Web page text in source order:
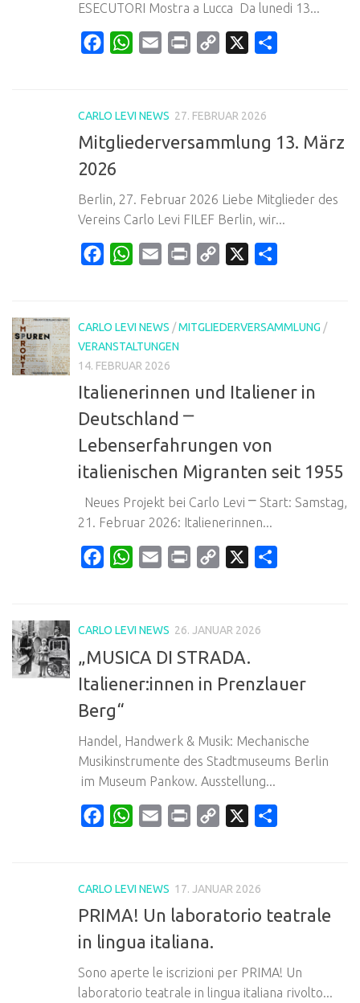
ESECUTORI Mostra a Lucca Da lunedi 13...
FacebookWhatsApp
Email Print
Copy
CARLO LEVI NEWS 27. FEBRUAR 2026
Mitgliederversammlung 13. März
2026
Berlin, 27. Februar 2026 Liebe Mitglieder des
Vereins Carlo Levi FILEF Berlin, wir...
FacebookWhatsApp
Email Print
Copy
CARLO LEVI NEWS /MITGLIEDERVERSAMMLUNG /
VERANSTALTUNGEN
14. FEBRUAR 2026
Italienerinnen und Italiener in
Deutschland ⎻
Lebenserfahrungen von
italienischen Migranten seit 1955
Neues Projekt bei Carlo Levi ⎻ Start: Samstag,
21. Februar 2026: Italienerinnen...
FacebookWhatsApp
Email Print
Copy
CARLO LEVI NEWS 26. JANUAR 2026
„MUSICA DI STRADA.
Italiener:innen in Prenzlauer
Berg“
Handel, Handwerk & Musik: Mechanische
Musikinstrumente des Stadtmuseums Berlin
im Museum Pankow. Ausstellung...
FacebookWhatsApp
Email Print
Copy
CARLO LEVI NEWS 17. JANUAR 2026
PRIMA! Un laboratorio teatrale
in lingua italiana.
Sono aperte le iscrizioni per PRIMA! Un
laboratorio teatrale in lingua italiana rivolto...